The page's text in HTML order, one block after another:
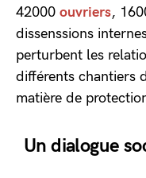
42000 ouvriers,
dissenssions
perturbent les
différents chantiers
matière de
Un dialogue